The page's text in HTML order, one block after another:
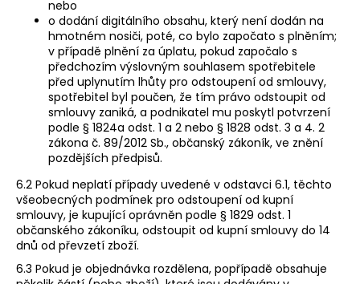
nebo
o dodání digitálního obsahu, který není dodán na
hmotném nosiči, poté, co bylo započato s plněním;
v případě plnění za úplatu, pokud započalo s
předchozím výslovným souhlasem spotřebitele
před uplynutím lhůty pro odstoupení od smlouvy,
spotřebitel byl poučen, že tím právo odstoupit od
smlouvy zaniká, a podnikatel mu poskytl potvrzení
podle § 1824a odst. 1 a 2 nebo § 1828 odst. 3 a 4. 2
zákona č. 89/2012 Sb., občanský zákoník, ve znění
pozdějších předpisů.
6.2 Pokud neplatí případy uvedené v odstavci 6.1, těchto
všeobecných podmínek pro odstoupení od kupní
smlouvy, je kupující oprávněn podle § 1829 odst. 1
občanského zákoníku, odstoupit od kupní smlouvy do 14
dnů od převzetí zboží.
6.3 Pokud je objednávka rozdělena, popřípadě obsahuje